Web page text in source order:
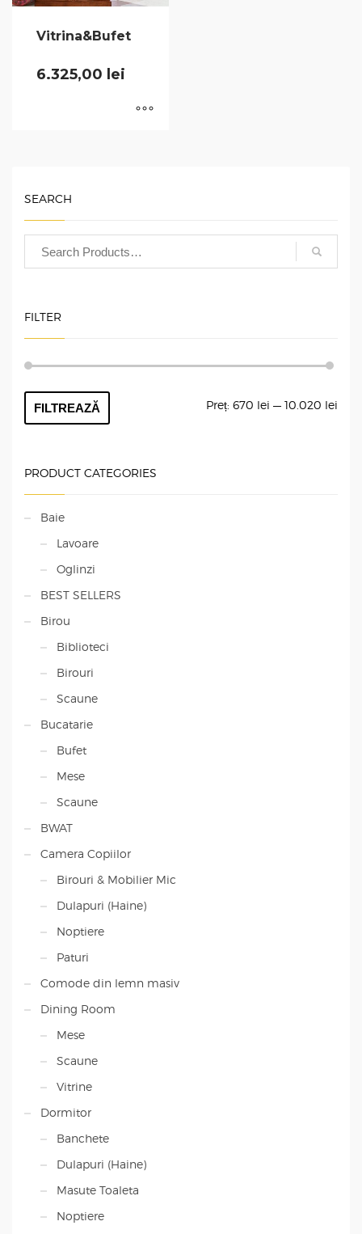
Vitrina&Bufet
6.325,00 lei
SEARCH
FILTER
FILTREAZĂ Preț: 670 lei — 10.020 lei
PRODUCT CATEGORIES
Baie
Lavoare
Oglinzi
BEST SELLERS
Birou
Biblioteci
Birouri
Scaune
Bucatarie
Bufet
Mese
Scaune
BWAT
Camera Copiilor
Birouri & Mobilier Mic
Dulapuri (Haine)
Noptiere
Paturi
Comode din lemn masiv
Dining Room
Mese
Scaune
Vitrine
Dormitor
Banchete
Dulapuri (Haine)
Masute Toaleta
Noptiere